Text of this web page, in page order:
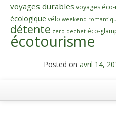
voyages durables voyages
écologique vélo weekend-
détente zero dechet éco-
écotourisme
Posted on avril 14,